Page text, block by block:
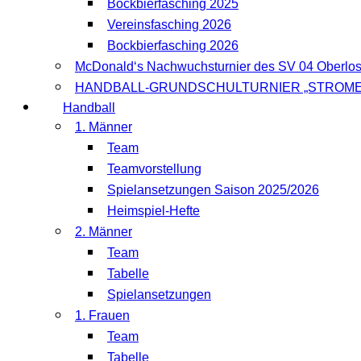
Bockbierfasching 2025
Vereinsfasching 2026
Bockbierfasching 2026
McDonald‘s Nachwuchsturnier des SV 04
HANDBALL-GRUNDSCHULTURNIER
Handball
1. Männer
Team
Teamvorstellung
Spielansetzungen Saison 2025/2026
Heimspiel-Hefte
2. Männer
Team
Tabelle
Spielansetzungen
1. Frauen
Team
Tabelle